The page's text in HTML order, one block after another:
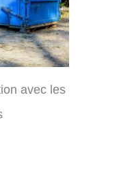
avec les